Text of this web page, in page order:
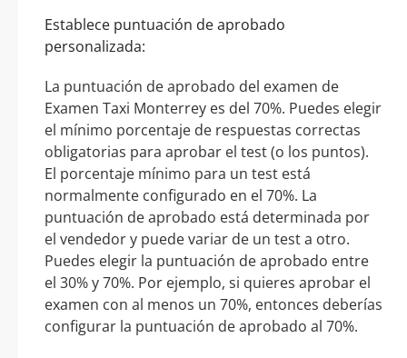
Establece puntuación de aprobado
personalizada:
La puntuación de aprobado del examen de
Examen Taxi Monterrey es del 70%. Puedes elegir
el mínimo porcentaje de respuestas correctas
obligatorias para aprobar el test (o los puntos).
El porcentaje mínimo para un test está
normalmente configurado en el 70%. La
puntuación de aprobado está determinada por
el vendedor y puede variar de un test a otro.
Puedes elegir la puntuación de aprobado entre
el 30% y 70%. Por ejemplo, si quieres aprobar el
examen con al menos un 70%, entonces deberías
configurar la puntuación de aprobado al 70%.